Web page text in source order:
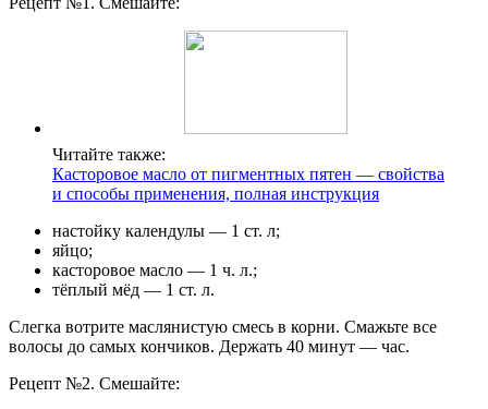
Читайте также:
Касторовое масло от пигментных пятен — свойства
и способы применения, полная инструкция
настойку календулы — 1 ст. л;
яйцо;
касторовое масло — 1 ч. л.;
тёплый мёд — 1 ст. л.
Слегка вотрите маслянистую смесь в корни. Смажьте все
волосы до самых кончиков. Держать 40 минут — час.
Рецепт №2. Смешайте: